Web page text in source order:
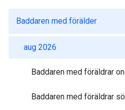
Baddaren med förälder
aug 2026
Baddaren med föräldrar
Baddaren med föräldrar